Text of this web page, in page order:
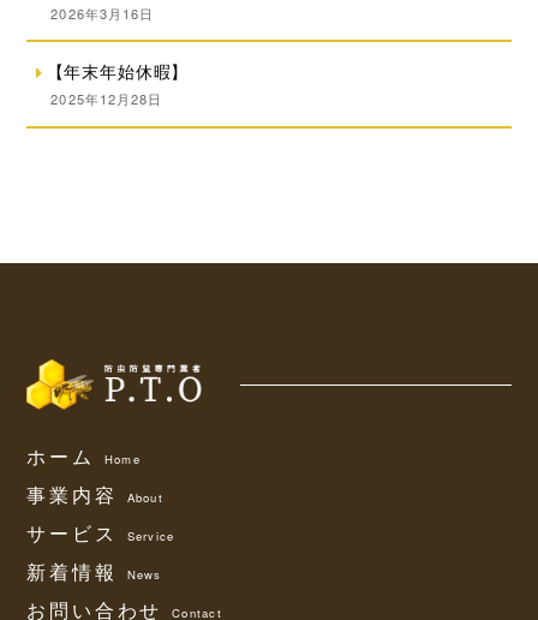
2026年3月16日
【年末年始休暇】
2025年12月28日
ホーム Home
事業内容 About
サービス Service
新着情報 News
お問い合わせ Contact